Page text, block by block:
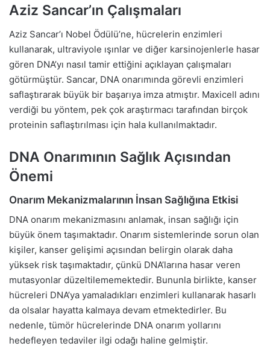
Aziz Sancar’ın Çalışmaları
Aziz Sancar’ı Nobel Ödülü’ne, hücrelerin enzimleri
kullanarak, ultraviyole ışınlar ve diğer karsinojenlerle hasar
gören DNA’yı nasıl tamir ettiğini açıklayan çalışmaları
götürmüştür. Sancar, DNA onarımında görevli enzimleri
saflaştırarak büyük bir başarıya imza atmıştır. Maxicell adını
verdiği bu yöntem, pek çok araştırmacı tarafından birçok
proteinin saflaştırılması için hala kullanılmaktadır.
DNA Onarımının Sağlık Açısından
Önemi
Onarım Mekanizmalarının İnsan Sağlığına Etkisi
DNA onarım mekanizmasını anlamak, insan sağlığı için
büyük önem taşımaktadır. Onarım sistemlerinde sorun olan
kişiler, kanser gelişimi açısından belirgin olarak daha
yüksek risk taşımaktadır, çünkü DNA’larına hasar veren
mutasyonlar düzeltilememektedir. Bununla birlikte, kanser
hücreleri DNA’ya yamaladıkları enzimleri kullanarak hasarlı
da olsalar hayatta kalmaya devam etmektedirler. Bu
nedenle, tümör hücrelerinde DNA onarım yollarını
hedefleyen tedaviler ilgi odağı haline gelmiştir.